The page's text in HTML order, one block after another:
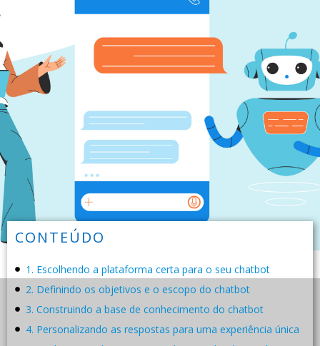
CONTEÚDO
1. Escolhendo a plataforma certa para o seu chatbot
2. Definindo os objetivos e o escopo do chatbot
3. Construindo a base de conhecimento do chatbot
4. Personalizando as respostas para uma experiência única